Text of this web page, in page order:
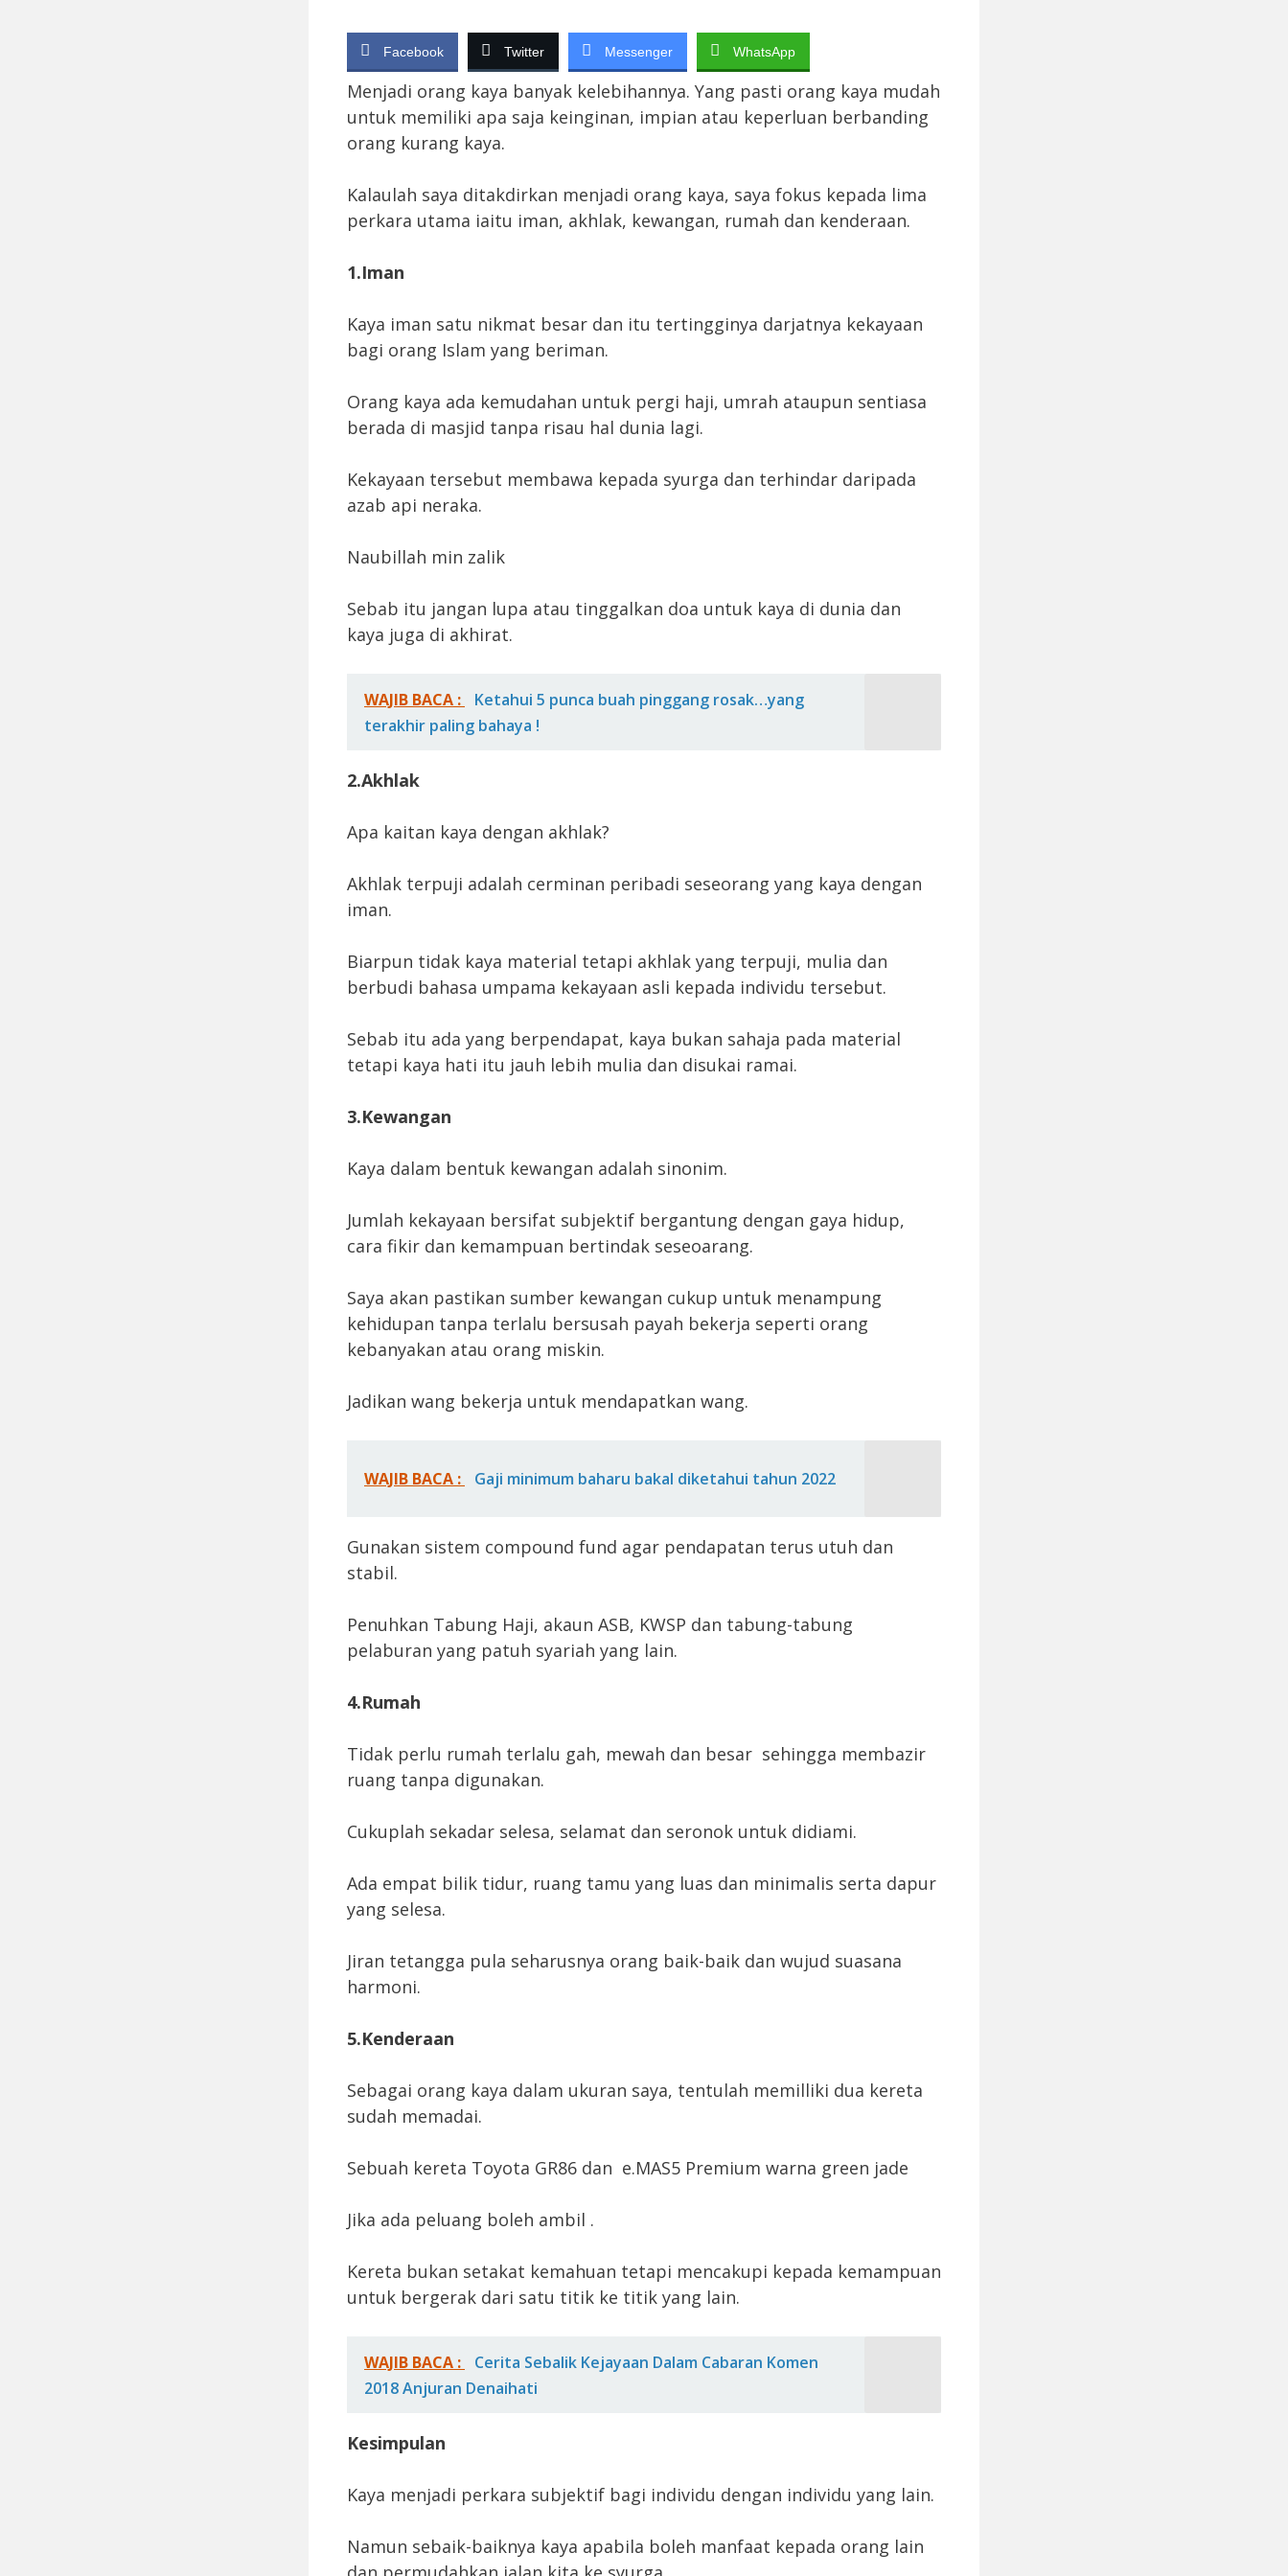
Facebook Twitter Messenger WhatsApp
Menjadi orang kaya banyak kelebihannya. Yang pasti orang kaya mudah
untuk memiliki apa saja keinginan, impian atau keperluan berbanding
orang kurang kaya.
Kalaulah saya ditakdirkan menjadi orang kaya, saya fokus kepada lima
perkara utama iaitu iman, akhlak, kewangan, rumah dan kenderaan.
1.Iman
Kaya iman satu nikmat besar dan itu tertingginya darjatnya kekayaan
bagi orang Islam yang beriman.
Orang kaya ada kemudahan untuk pergi haji, umrah ataupun sentiasa
berada di masjid tanpa risau hal dunia lagi.
Kekayaan tersebut membawa kepada syurga dan terhindar daripada
azab api neraka.
Naubillah min zalik
Sebab itu jangan lupa atau tinggalkan doa untuk kaya di dunia dan
kaya juga di akhirat.
WAJIB BACA :
Ketahui 5 punca buah pinggang rosak…yang
terakhir paling bahaya !
2.Akhlak
Apa kaitan kaya dengan akhlak?
Akhlak terpuji adalah cerminan peribadi seseorang yang kaya dengan
iman.
Biarpun tidak kaya material tetapi akhlak yang terpuji, mulia dan
berbudi bahasa umpama kekayaan asli kepada individu tersebut.
Sebab itu ada yang berpendapat, kaya bukan sahaja pada material
tetapi kaya hati itu jauh lebih mulia dan disukai ramai.
3.Kewangan
Kaya dalam bentuk kewangan adalah sinonim.
Jumlah kekayaan bersifat subjektif bergantung dengan gaya hidup,
cara fikir dan kemampuan bertindak seseoarang.
Saya akan pastikan sumber kewangan cukup untuk menampung
kehidupan tanpa terlalu bersusah payah bekerja seperti orang
kebanyakan atau orang miskin.
Jadikan wang bekerja untuk mendapatkan wang.
WAJIB BACA : Gaji minimum baharu bakal diketahui tahun 2022
Gunakan sistem compound fund agar pendapatan terus utuh dan
stabil.
Penuhkan Tabung Haji, akaun ASB, KWSP dan tabung-tabung
pelaburan yang patuh syariah yang lain.
4.Rumah
Tidak perlu rumah terlalu gah, mewah dan besar sehingga membazir
ruang tanpa digunakan.
Cukuplah sekadar selesa, selamat dan seronok untuk didiami.
Ada empat bilik tidur, ruang tamu yang luas dan minimalis serta dapur
yang selesa.
Jiran tetangga pula seharusnya orang baik-baik dan wujud suasana
harmoni.
5.Kenderaan
Sebagai orang kaya dalam ukuran saya, tentulah memilliki dua kereta
sudah memadai.
Sebuah kereta Toyota GR86 dan e.MAS5 Premium warna green jade
Jika ada peluang boleh ambil .
Kereta bukan setakat kemahuan tetapi mencakupi kepada kemampuan
untuk bergerak dari satu titik ke titik yang lain.
WAJIB BACA :
Cerita Sebalik Kejayaan Dalam Cabaran Komen
2018 Anjuran Denaihati
Kesimpulan
Kaya menjadi perkara subjektif bagi individu dengan individu yang lain.
Namun sebaik-baiknya kaya apabila boleh manfaat kepada orang lain